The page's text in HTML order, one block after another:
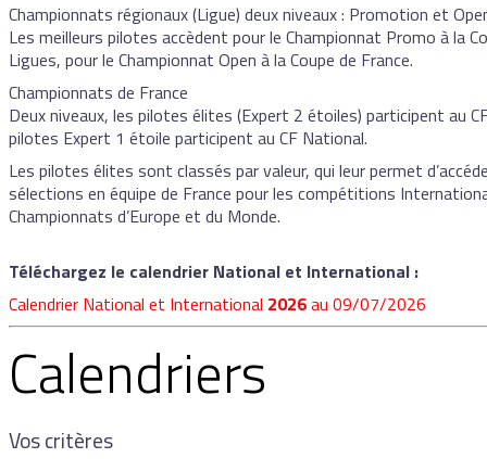
Championnats régionaux (Ligue) deux niveaux : Promotion et
Les meilleurs pilotes accèdent pour le Championnat Promo à la
Ligues, pour le Championnat Open à la Coupe de France.
Championnats de France
Deux niveaux, les pilotes élites (Expert 2 étoiles) participent au
pilotes Expert 1 étoile participent au CF National.
Les pilotes élites sont classés par valeur, qui leur permet
sélections en équipe de France pour les compétitions
Championnats d’Europe et du Monde.
Téléchargez le calendrier National et International :
Calendrier National et International 2026au 09/07/2026
Calendriers
Vos critères